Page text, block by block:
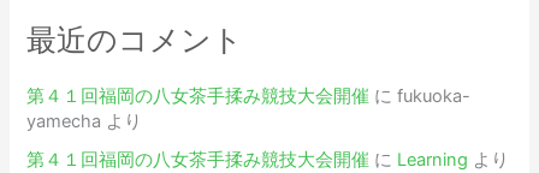
最近のコメント
第４１回福岡の八女茶手揉み競技大会開催 にfukuoka-
yamecha より
第４１回福岡の八女茶手揉み競技大会開催 に Learning より